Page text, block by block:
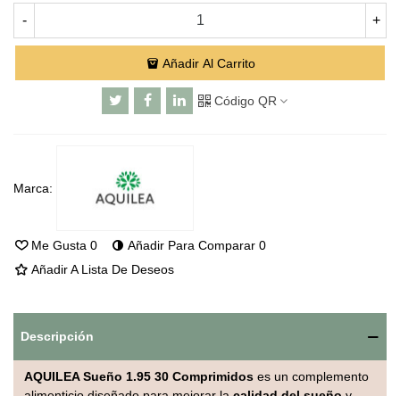
- +
Añadir Al Carrito
Código QR
Marca:
Me Gusta 0 Añadir Para Comparar 0
Añadir A Lista De Deseos
Descripción
AQUILEA Sueño 1.95 30 Comprimidos es un complemento